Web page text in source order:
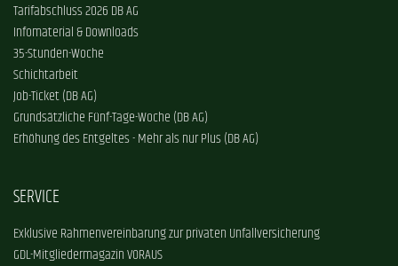
Tarifabschluss 2026 DB AG
Infomaterial & Downloads
35-Stunden-Woche
Schichtarbeit
Job-Ticket (DB AG)
Grundsätzliche Fünf-Tage-Woche (DB AG)
Erhöhung des Entgeltes - Mehr als nur Plus (DB AG)
SERVICE
Exklusive Rahmenvereinbarung zur privaten Unfallversicherung
GDL-Mitgliedermagazin VORAUS